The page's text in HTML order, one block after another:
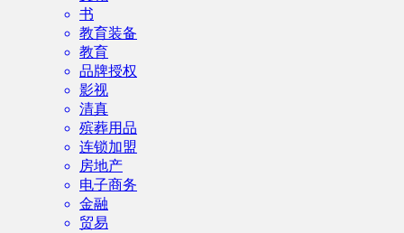
书
教育装备
教育
品牌授权
影视
清真
殡葬用品
连锁加盟
房地产
电子商务
金融
贸易